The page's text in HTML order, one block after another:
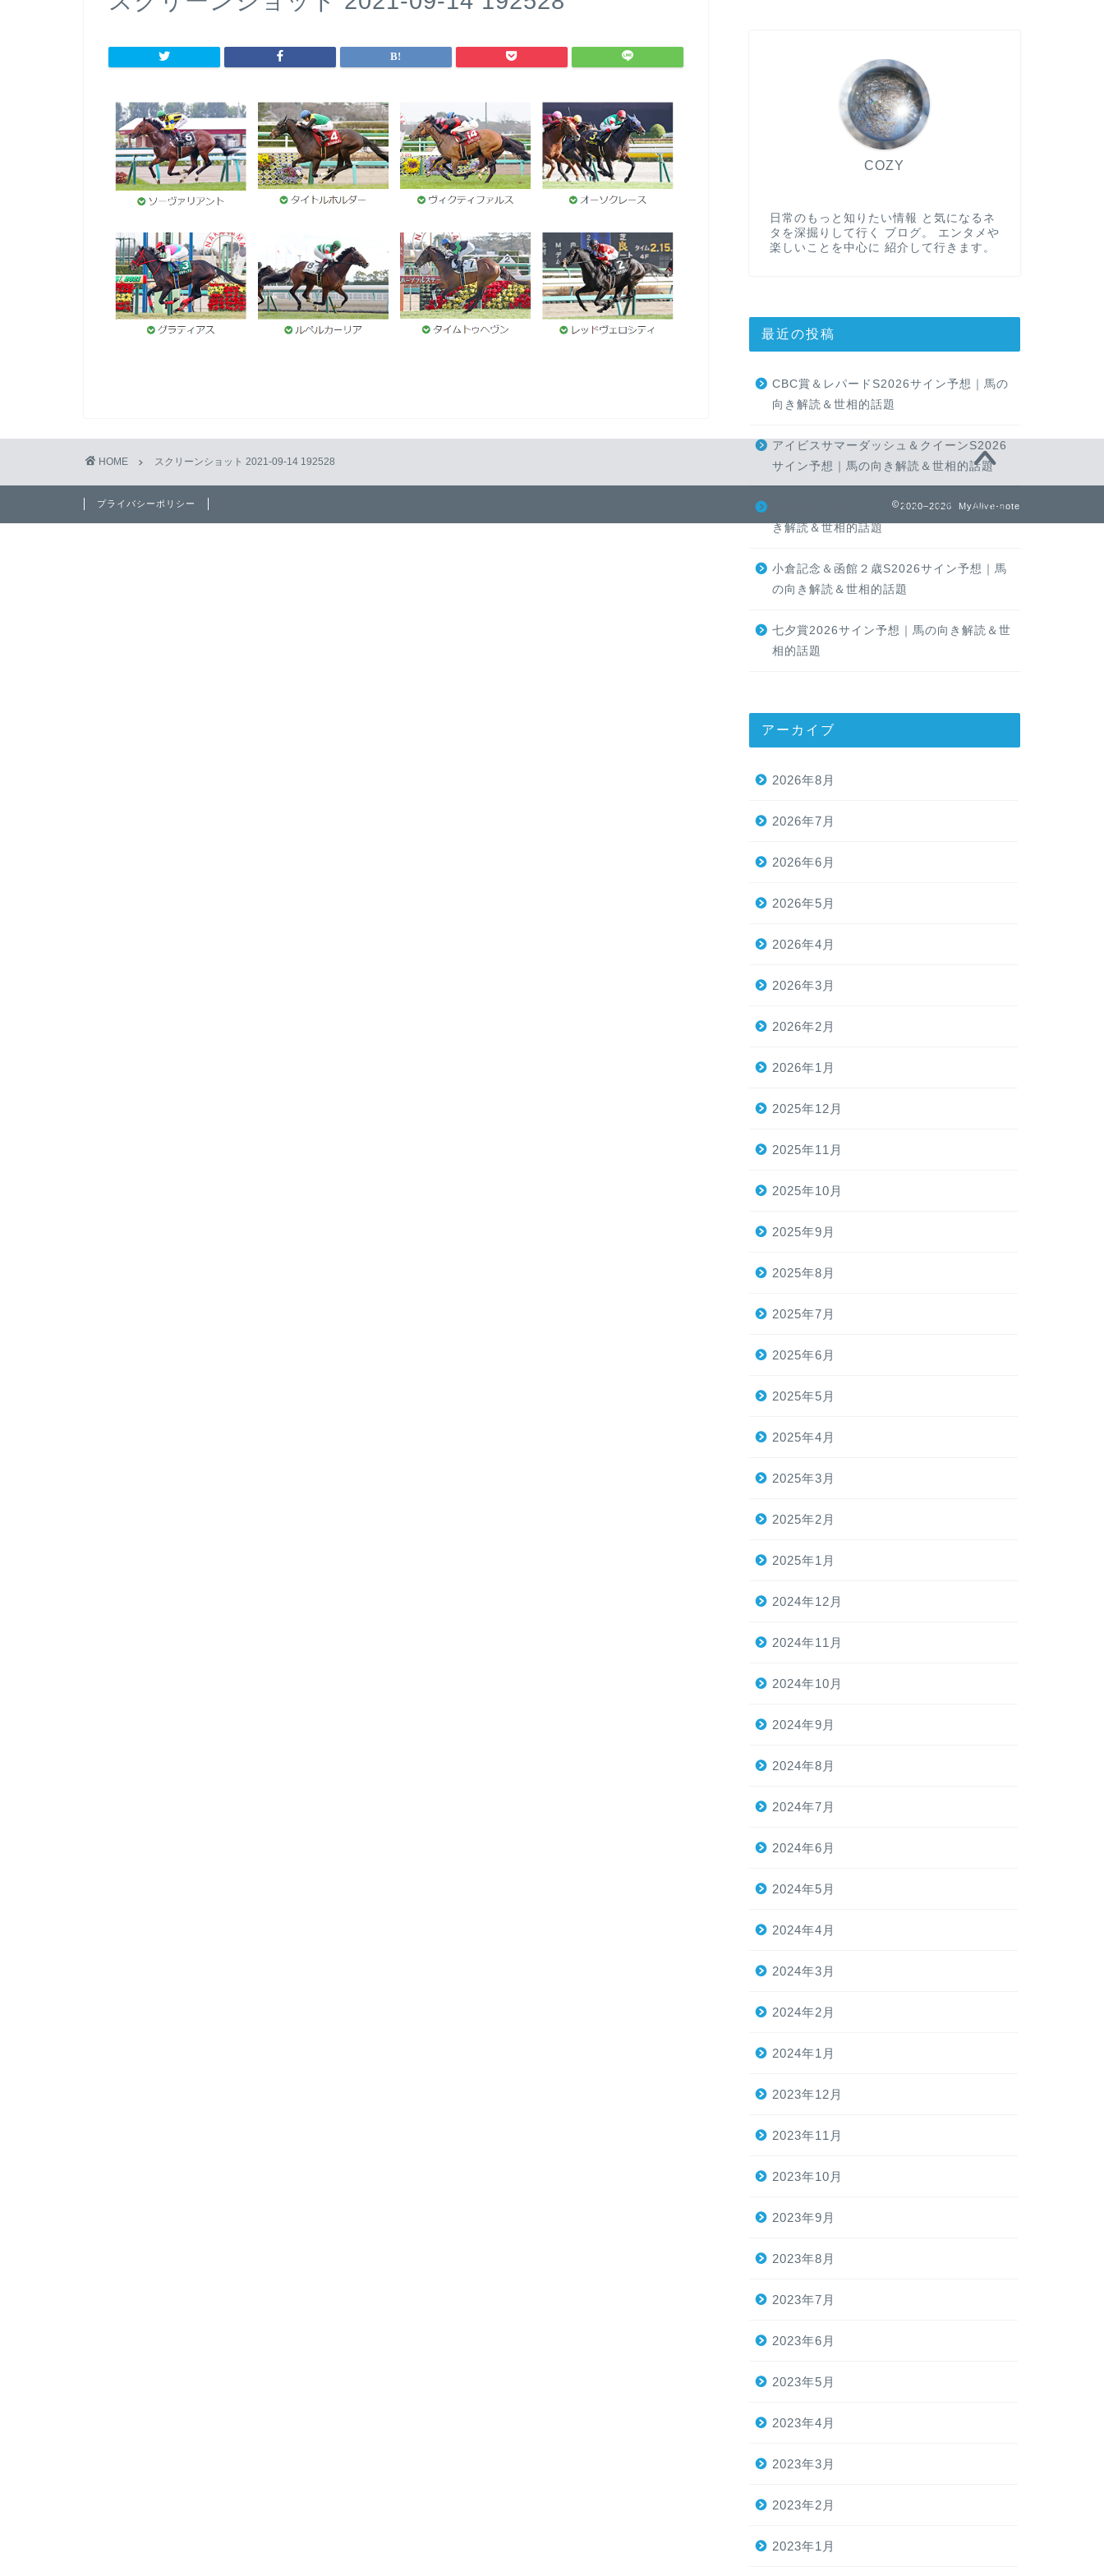
COZY
日常のもっと知りたい情報 と気になるネ
タを深掘りして行く ブログ。 エンタメや
楽しいことを中心に 紹介して行きます。
最近の投稿
CBC賞＆レパードS2026サイン予想｜馬の
向き解読＆世相的話題
アイビスサマーダッシュ＆クイーンS2026
サイン予想｜馬の向き解読＆世相的話題
関屋記念＆東海S2026サイン予想｜馬の向
き解読＆世相的話題
小倉記念＆函館２歳S2026サイン予想｜馬
の向き解読＆世相的話題
七夕賞2026サイン予想｜馬の向き解読＆世
相的話題
アーカイブ
2026年8月
2026年7月
2026年6月
2026年5月
2026年4月
2026年3月
2026年2月
2026年1月
2025年12月
2025年11月
2025年10月
2025年9月
2025年8月
2025年7月
2025年6月
2025年5月
2025年4月
2025年3月
2025年2月
2025年1月
2024年12月
2024年11月
2024年10月
2024年9月
2024年8月
2024年7月
2024年6月
2024年5月
2024年4月
2024年3月
2024年2月
2024年1月
2023年12月
2023年11月
2023年10月
2023年9月
2023年8月
2023年7月
2023年6月
2023年5月
2023年4月
2023年3月
2023年2月
2023年1月
HOME スクリーンショット 2021-09-14 192528
プライバシーポリシー 2020–2026 MyAlive-note